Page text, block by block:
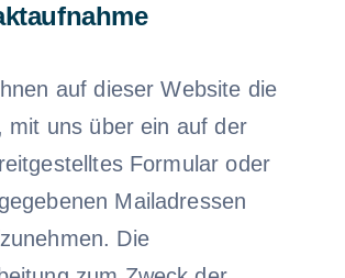
auf dieser Website die
mit uns über ein auf der
Formular oder
Mailadressen
Die